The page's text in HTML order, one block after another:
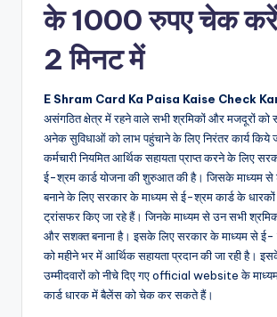
के 1000 रुपए चेक
2 मिनट में
E Shram Card Ka Paisa Kaise Check
असंगठित क्षेत्र में रहने वाले सभी श्रमिकों और मजदूरों को
अनेक सुविधाओं को लाभ पहुंचाने के लिए निरंतर कार्य किये
कर्मचारी नियमित आर्थिक सहायता प्राप्त करने के लिए
ई-श्रम कार्ड योजना की शुरुआत की है। जिसके माध्यम से
बनाने के लिए सरकार के माध्यम से ई-श्रम कार्ड के
ट्रांसफर किए जा रहे हैं। जिनके माध्यम से उन सभी
और सशक्त बनाना है। इसके लिए सरकार के माध्यम से ई-
को महीने भर में आर्थिक सहायता प्रदान की जा रही है।
उम्मीदवारों को नीचे दिए गए official website के
कार्ड धारक में बैलेंस को चेक कर सकते हैं।